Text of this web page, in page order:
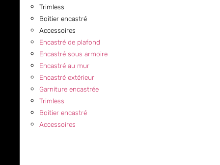
Trimless
Boitier encastré
Accessoires
Encastré de plafond
Encastré sous armoire
Encastré au mur
Encastré extérieur
Garniture encastrée
Trimless
Boitier encastré
Accessoires